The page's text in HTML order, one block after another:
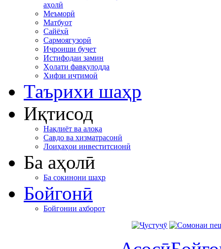
аҳолӣ
Меъморӣ
Матбуот
Сайёҳӣ
Сармоягузорӣ
Иҷроиши буҷет
Истифодаи замин
Ҳолати фавқулодда
Хифзи иҷтимоӣ
Таърихи шаҳр
Иқтисод
Нақлиёт ва алоқа
Савдо ва хизматрасонӣ
Лоиҳаҳои инвеститсионӣ
Ба аҳолӣ
Ба сокинони шаҳр
Бойгонӣ
Бойгонии ахборот